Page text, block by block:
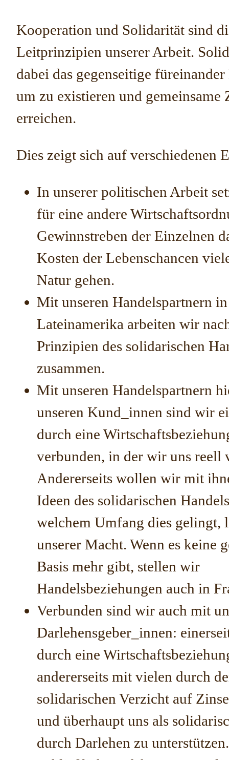
Kooperation und Solidarität sind
Leitprinzipien unserer Arbeit.
dabei das gegenseitige
um zu existieren und gemeinsame
erreichen.
Dies zeigt sich auf verschiedenen
In unserer politischen Arbeit
für eine andere
Gewinnstreben der Einzelnen
Kosten der Lebenschancen
Natur gehen.
Mit unseren Handelspartnern in
Lateinamerika arbeiten wir
Prinzipien des solidarischen
zusammen.
Mit unseren Handelspartnern
unseren Kund_innen sind wir
durch eine
verbunden, in der wir uns reell
Andererseits wollen wir mit
Ideen des solidarischen
welchem Umfang dies gelingt,
unserer Macht. Wenn es keine
Basis mehr gibt, stellen wir
Handelsbeziehungen auch in
Verbunden sind wir auch mit
Darlehensgeber_innen:
durch eine
andererseits mit vielen durch
solidarischen Verzicht auf
und überhaupt uns als
durch Darlehen zu unterstützen.